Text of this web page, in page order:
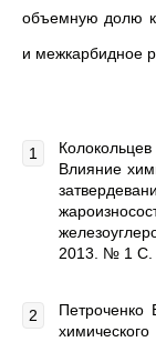
объемную долю
и межкарбидное
Влияние
2013. № 1 С.